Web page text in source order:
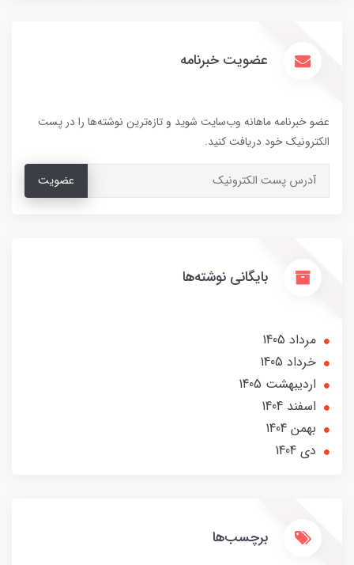
عضویت خبرنامه
عضو خبرنامه ماهانه وب‌سایت شوید و تازه‌ترین نوشته‌ها را در پست
الکترونیک خود دریافت کنید.
عضویت
بایگانی نوشته‌ها
مرداد 1405
خرداد 1405
ارديبهشت 1405
اسفند 1404
بهمن 1404
دی 1404
برچسب‌ها